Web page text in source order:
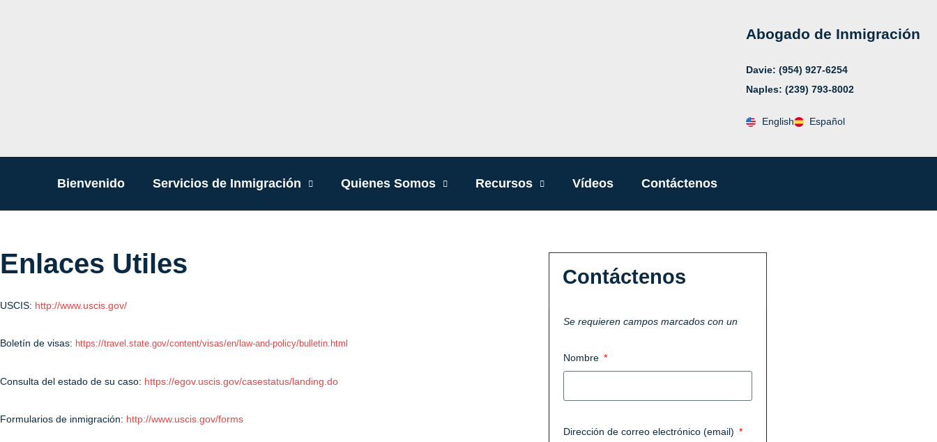
Abogado de Inmigración
Davie: (954) 927-6254
Naples: (239) 793-8002
English Español
Bienvenido Servicios de Inmigración Quienes Somos Recursos Vídeos Contáctenos
Enlaces Utiles
USCIS: http://www.uscis.gov/
Boletín de visas: https://travel.state.gov/content/visas/en/law-and-policy/bulletin.html
Consulta del estado de su caso: https://egov.uscis.gov/casestatus/landing.do
Formularios de inmigración: http://www.uscis.gov/forms
Contáctenos
Se requieren campos marcados con un
Nombre
Dirección de correo electrónico (email)